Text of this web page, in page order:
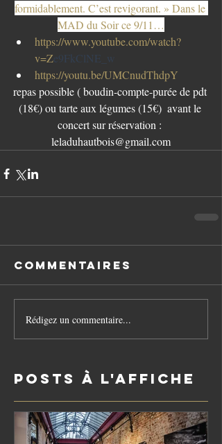
formidablement. C’est revigorant. » Dans le
MAD du Soir ce 9/11…
https://www.youtube.com/watch?
v=Ze9FkClNE_w
https://youtu.be/UMCnudThdpY
repas possible ( boudin-compte-purée de pdt
(18€) ou tarte aux légumes (15€)  avant le
concert sur réservation :
leladuhautbois@gmail.com
Commentaires
Rédigez un commentaire...
Posts à l'affiche